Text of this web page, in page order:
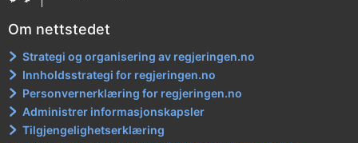
Om nettstedet
Strategi og organisering av regjeringen.no
Innholdsstrategi for regjeringen.no
Personvernerklæring for regjeringen.no
Administrer informasjonskapsler
Tilgjengelighetserklæring